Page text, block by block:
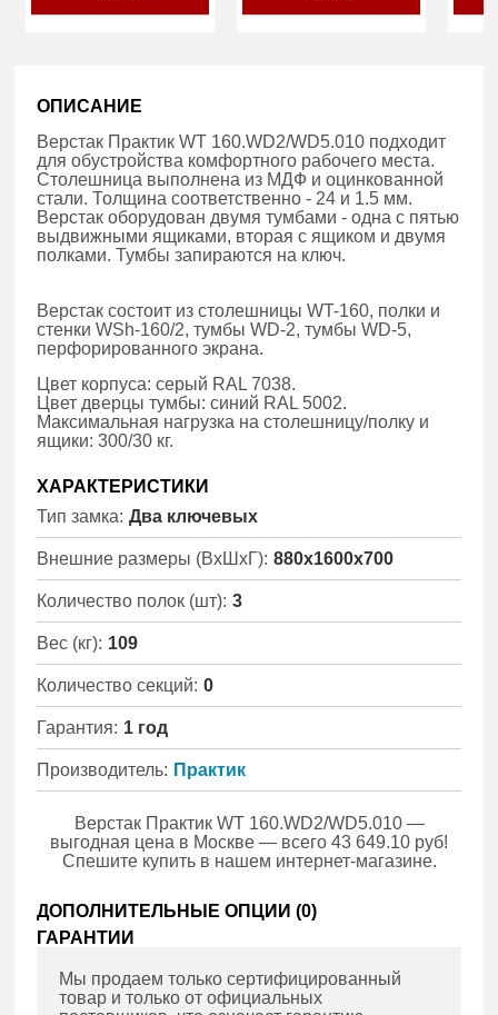
ОПИСАНИЕ
Верстак Практик WT 160.WD2/WD5.010 подходит
для обустройства комфортного рабочего места.
Столешница выполнена из МДФ и оцинкованной
стали. Толщина соответственно - 24 и 1.5 мм.
Верстак оборудован двумя тумбами - одна с пятью
выдвижными ящиками, вторая с ящиком и двумя
полками. Тумбы запираются на ключ.
Верстак состоит из столешницы WT-160, полки и
стенки WSh-160/2, тумбы WD-2, тумбы WD-5,
перфорированного экрана.
Цвет корпуса: серый RAL 7038.
Цвет дверцы тумбы: синий RAL 5002.
Максимальная нагрузка на столешницу/полку и
ящики: 300/30 кг.
ХАРАКТЕРИСТИКИ
Тип замка: Два ключевых
Внешние размеры (ВхШхГ): 880x1600x700
Количество полок (шт): 3
Вес (кг): 109
Количество секций: 0
Гарантия: 1 год
Производитель: Практик
Верстак Практик WT 160.WD2/WD5.010 —
выгодная цена в Москве — всего 43 649.10 руб!
Спешите купить в нашем интернет-магазине.
ДОПОЛНИТЕЛЬНЫЕ ОПЦИИ (0)
ГАРАНТИИ
Мы продаем только сертифицированный
товар и только от официальных